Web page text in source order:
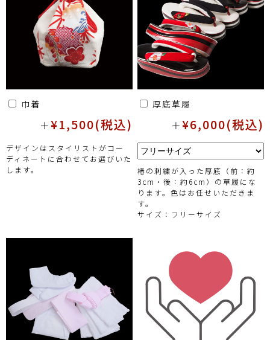
巾着
＋¥1,500(税込)
デザインはスタイリストがコー
ディネートに合わせてお選びいた
します。
厚底草履
＋¥6,000(税込)
椿の刺繍が入った厚底（前：約
3cm・後：約6cm）の草履にな
ります。色はお任せいただきま
す。
サイズ：フリーサイズ